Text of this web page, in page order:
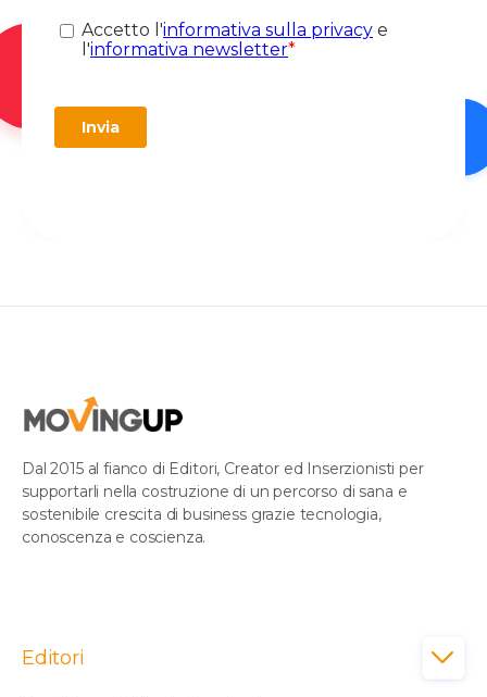
Dal 2015 al fianco di Editori, Creator ed Inserzionisti per
supportarli nella costruzione di un percorso di sana e
sostenibile crescita di business grazie tecnologia,
conoscenza e coscienza.
Editori 